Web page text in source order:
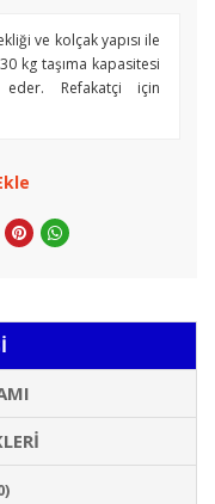
ve kolçak yapısı ile
kg taşıma kapasitesi
Refakatçi için